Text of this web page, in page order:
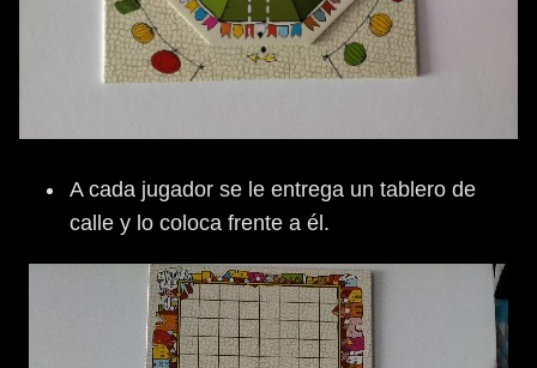
A cada jugador se le entrega un tablero de
calle y lo coloca frente a él.